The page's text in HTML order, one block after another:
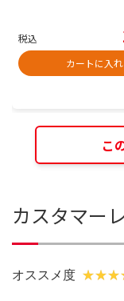
税込
カートに入
こ
カスタマー
オススメ度